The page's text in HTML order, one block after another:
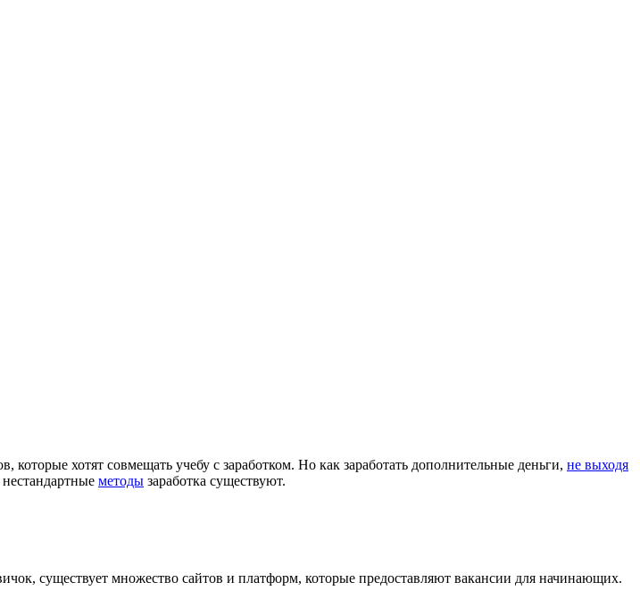
которые хотят совмещать учебу с заработком. Но как заработать дополнительные деньги, не выходя
методы заработка существуют.
существует множество сайтов и платформ, которые предоставляют вакансии для начинающих.